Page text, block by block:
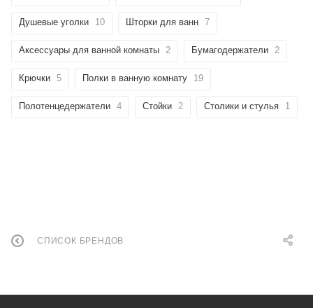
Душевые уголки 10 Шторки для ванн 7
Аксессуары для ванной комнаты 2 Бумагодержатели 2
Крючки 5 Полки в ванную комнату 19
Полотенцедержатели 4 Стойки 2 Столики и стулья 1
СПИСОК БРЕНДОВ